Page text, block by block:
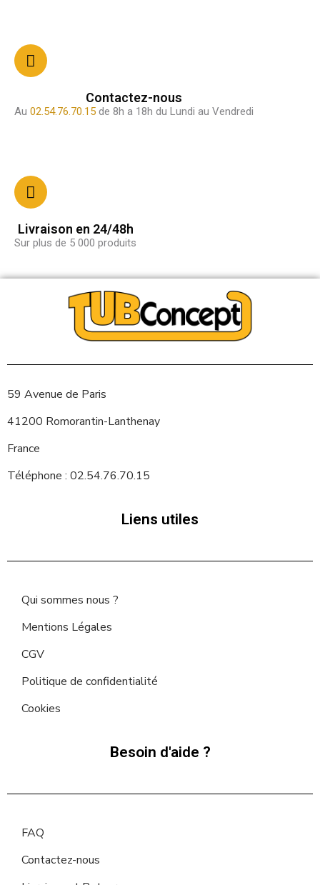
Contactez-nous
Au 02.54.76.70.15 de 8h a 18h du Lundi au Vendredi
Livraison en 24/48h
Sur plus de 5 000 produits
59 Avenue de Paris
41200 Romorantin-Lanthenay
France
Téléphone : 02.54.76.70.15
Liens utiles
Qui sommes nous ?
Mentions Légales
CGV
Politique de confidentialité
Cookies
Besoin d'aide ?
FAQ
Contactez-nous